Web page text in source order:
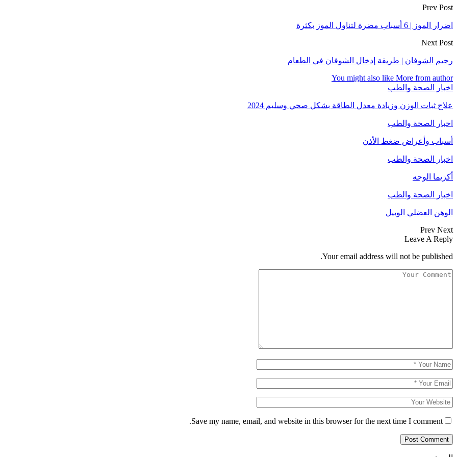
Prev Post
اضرار الموز | 6 أسباب مضرة لتناول الموز بكثرة
Next Post
رجيم الشوفان | طريقة إدخال الشوفان في الطعام
You might also like More from author
اخبار الصحة والطب
علاج ثبات الوزن وزيادة معدل الطاقة بشكل صحي وسليم 2024
اخبار الصحة والطب
أسباب وأعراض ضغط الأذن
اخبار الصحة والطب
أكزيما الوجه
اخبار الصحة والطب
الوهن العضلي الوبيل
Prev Next
Leave A Reply
Your email address will not be published.
Save my name, email, and website in this browser for the next time I comment.